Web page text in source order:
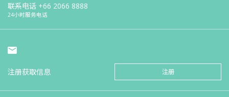
联系电话 +66 2066 8888
24小时服务电话
注册获取信息 注册